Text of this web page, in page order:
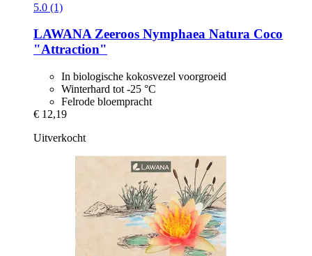
5.0 (1)
LAWANAZeeroos Nymphaea Natura Coco
"Attraction"
In biologische kokosvezel voorgroeid
Winterhard tot -25 °C
Felrode bloempracht
€ 12,19
Uitverkocht